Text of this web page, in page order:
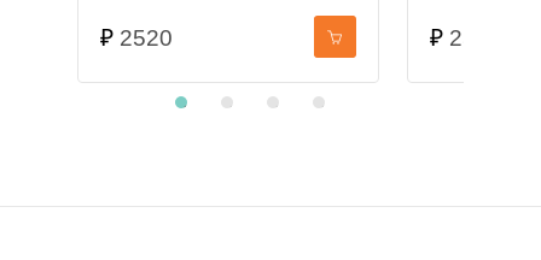
₽ 2520 ₽ 2520